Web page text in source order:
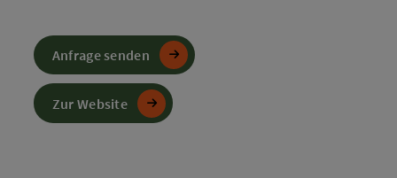
Anfrage senden
Zur Website